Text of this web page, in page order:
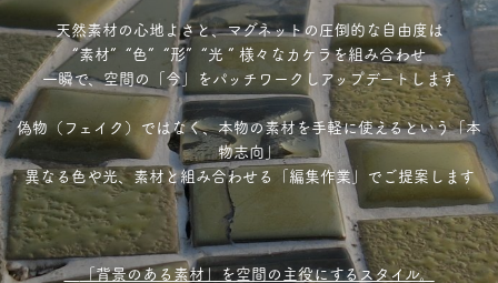
天然素材の心地よさと、マグネットの圧倒的な自由度は
“素材” “色” “形” “光 ” 様々なカケラを組み合わせ
一瞬で、空間の「今」をパッチワークしアップデートします
偽物（フェイク）ではなく、本物の素材を手軽に使えるという「本
物志向」
異なる色や光、素材と組み合わせる「編集作業」でご提案します
「背景のある素材」を空間の主役にするスタイル。